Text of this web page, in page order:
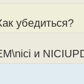
убедиться?
и